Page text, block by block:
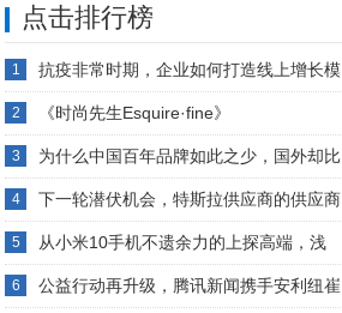
点击排行榜
1 抗疫非常时期，企业如何打造线上增长模
2 《时尚先生Esquire·fine》
3 为什么中国百年品牌如此之少，国外却比
4 下一轮潜伏机会，特斯拉供应商的供应商
5 从小米10手机不遗余力的上探高端，浅
6 公益行动再升级，腾讯新闻携手安利纽崔